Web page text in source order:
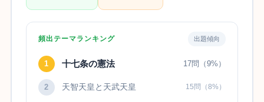
頻出テーマランキング 出題傾向
1 十七条の憲法 17問（9%）
2 天智天皇と天武天皇 15問（8%）